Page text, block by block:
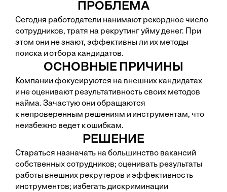
ПРОБЛЕМА
Сегодня работодатели нанимают рекордное число
сотрудников, тратя на рекрутинг уйму денег. При
этом они не знают, эффективны ли их методы
поиска и отбора кандидатов.
ОСНОВНЫЕ ПРИЧИНЫ
Компании фокусируются на внешних кандидатах
и не оценивают результативность своих методов
найма. Зачастую они обращаются
к непроверенным решениям и инструментам, что
неизбежно ведет к ошибкам.
РЕШЕНИЕ
Стараться назначать на большинство вакансий
собственных сотрудников; оценивать результаты
работы внешних рекрутеров и эффективность
инструментов; избегать дискриминации